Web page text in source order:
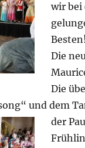
wir bei
Die
Die
und dem
der